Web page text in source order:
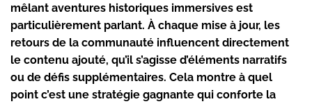
mêlant aventures historiques immersives est
particulièrement parlant. À chaque mise à jour, les
retours de la communauté influencent directement
le contenu ajouté, qu’il s’agisse d’éléments narratifs
ou de défis supplémentaires. Cela montre à quel
point c’est une stratégie gagnante qui conforte la